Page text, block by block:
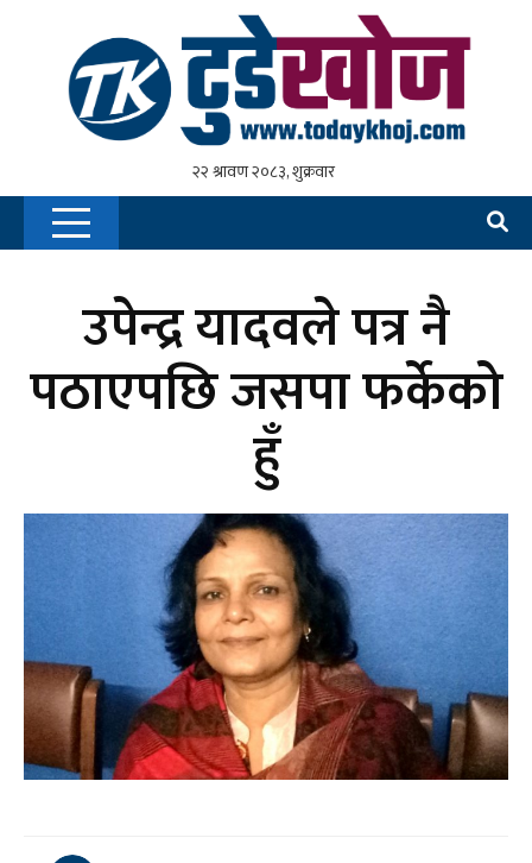
उपेन्द्र यादवले पत्र नै
पठाएपछि जसपा फर्केको
हुँ